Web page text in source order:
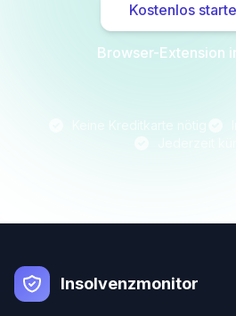
Kostenlos
Browser-Extension
Insolvenzmonitor